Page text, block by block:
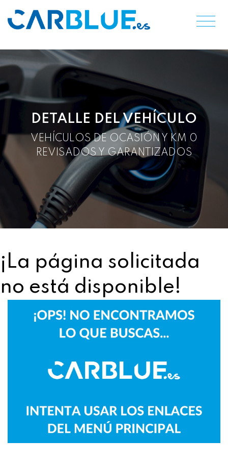
DETALLE DEL VEHÍCULO
VEHÍCULOS DE OCASIÓN Y KM 0
REVISADOS Y GARANTIZADOS
¡La página solicitada
no está disponible!